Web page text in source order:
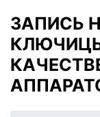
ЗАПИСЬ